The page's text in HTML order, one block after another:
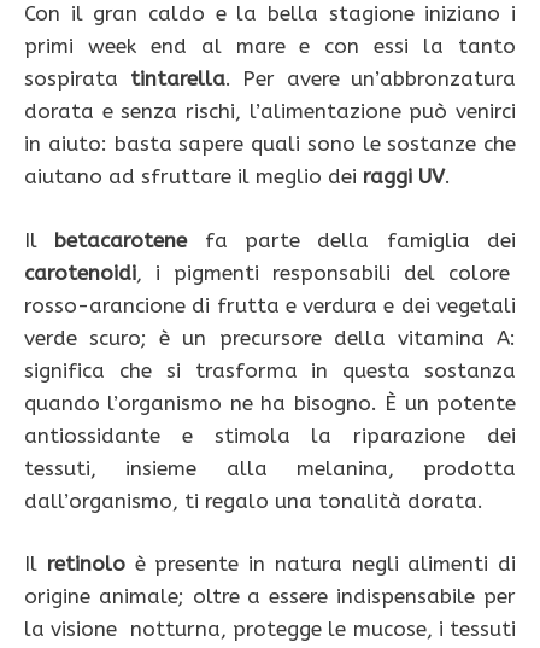
Con il gran caldo e la bella stagione iniziano i
primi week end al mare e con essi la tanto
sospirata tintarella. Per avere un’abbronzatura
dorata e senza rischi, l’alimentazione può venirci
in aiuto: basta sapere quali sono le sostanze che
aiutano ad sfruttare il meglio dei raggi UV.
Il betacarotenefa parte della famiglia dei
carotenoidi, i pigmenti responsabili del colore
rosso-arancione di frutta e verdura e dei vegetali
verde scuro; è un precursore della vitamina A:
significa che si trasforma in questa sostanza
quando l’organismo ne ha bisogno. È un potente
antiossidante e stimola la riparazione dei
tessuti, insieme alla melanina, prodotta
dall’organismo, ti regalo una tonalità dorata.
Il retinoloè presente in natura negli alimenti di
origine animale; oltre a essere indispensabile per
la visione notturna, protegge le mucose, i tessuti